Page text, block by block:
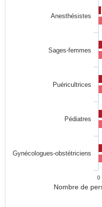
Nombre de
Anesthésistes
Sages-femmes
Puéricultrices
Pédiatres
Gynécologues-obstétriciens
0